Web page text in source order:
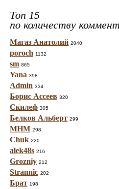
Топ 15
по количеству
Магаз Анатолий 2040
poroch 1132
sm 865
Yana 398
Admin 334
Борис Ассеев 320
Скилеф 305
Белков Альберт 299
МНМ 298
Chuk 220
alek48s 216
Grozniy 212
Strannic 202
Брат 198